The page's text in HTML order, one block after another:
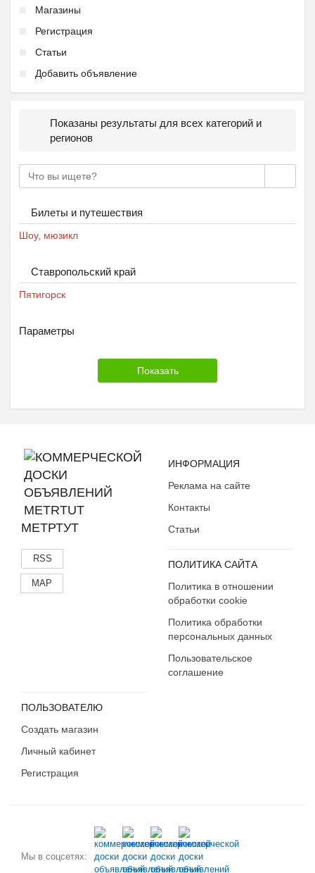
Магазины
Регистрация
Статьи
Добавить объявление
Показаны результаты для всех категорий и
регионов
Билеты и путешествия
Шоу, мюзикл
Ставропольский край
Пятигорск
Параметры
МЕТРТУТ
RSS
MAP
ИНФОРМАЦИЯ
Реклама на сайте
Контакты
Статьи
ПОЛИТИКА САЙТА
Политика в отношении
обработки cookie
Политика обработки
персональных данных
Пользовательское
соглашение
ПОЛЬЗОВАТЕЛЮ
Создать магазин
Личный кабинет
Регистрация
Мы в соцсетях: